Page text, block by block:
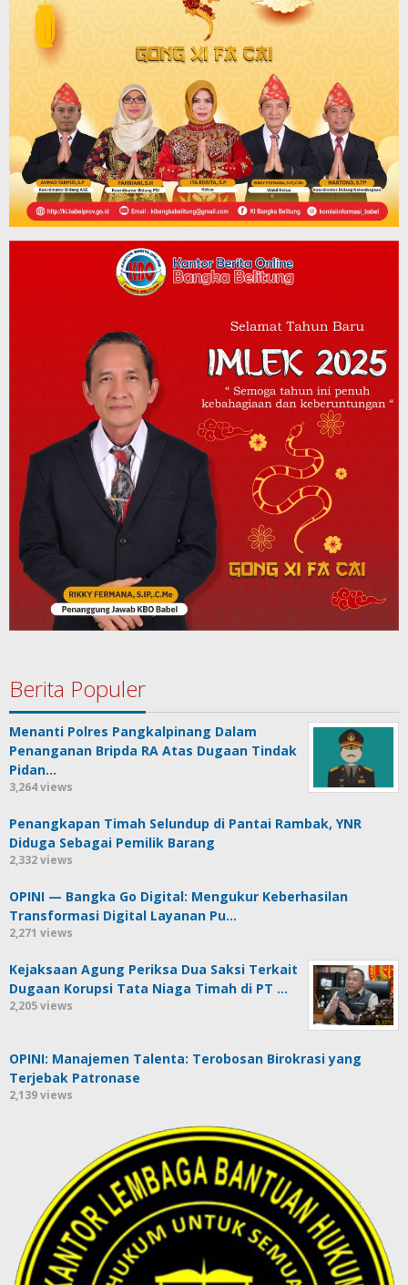
Berita Populer
Menanti Polres Pangkalpinang Dalam
Penanganan Bripda RA Atas Dugaan Tindak
Pidan…
3,264 views
Penangkapan Timah Selundup di Pantai Rambak, YNR
Diduga Sebagai Pemilik Barang
2,332 views
OPINI — Bangka Go Digital: Mengukur Keberhasilan
Transformasi Digital Layanan Pu…
2,271 views
Kejaksaan Agung Periksa Dua Saksi Terkait
Dugaan Korupsi Tata Niaga Timah di PT …
2,205 views
OPINI: Manajemen Talenta: Terobosan Birokrasi yang
Terjebak Patronase
2,139 views